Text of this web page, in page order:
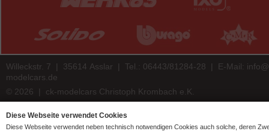
Willeckstr. 7 | 35614 Asslar | Tel.: 06443/81284-28 | E-Mail:
modelcars.de
© 2026 | ck-modelcars Christoph Krombach e.K.
Diese Webseite verwendet Cookies
Diese Webseite verwendet neben technisch notwendigen Cookies auch solche, deren